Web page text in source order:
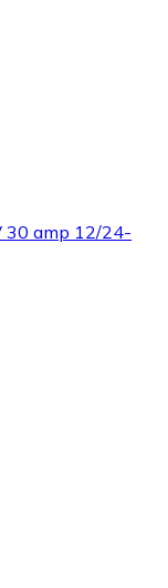
30 amp 12/24-